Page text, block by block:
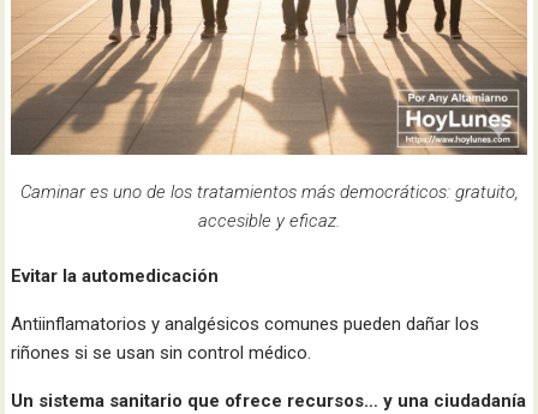
Caminar es uno de los tratamientos más democráticos: gratuito,
accesible y eficaz.
Evitar la automedicación
Antiinflamatorios y analgésicos comunes pueden dañar los
riñones si se usan sin control médico.
Un sistema sanitario que ofrece recursos… y una ciudadanía